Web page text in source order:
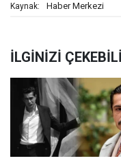
Kaynak: Haber Merkezi